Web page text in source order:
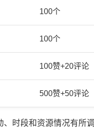
100个
100个
100赞+20评论
500赞+50评论
时段和资源情况有所